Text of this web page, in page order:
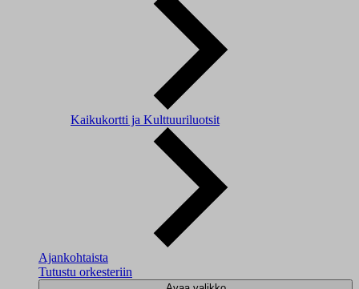
Kaikukortti ja Kulttuuriluotsit
Ajankohtaista
Tutustu orkesteriin